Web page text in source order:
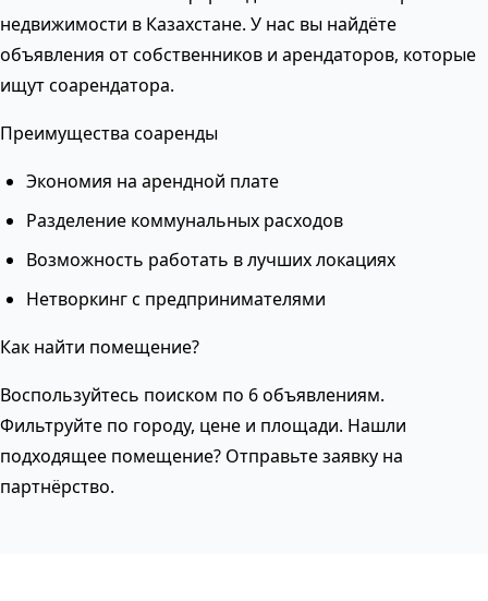
недвижимости в Казахстане. У нас вы найдёте
объявления от собственников и арендаторов, которые
ищут соарендатора.
Преимущества соаренды
Экономия на арендной плате
Разделение коммунальных расходов
Возможность работать в лучших локациях
Нетворкинг с предпринимателями
Как найти помещение?
Воспользуйтесь поиском по 6 объявлениям.
Фильтруйте по городу, цене и площади. Нашли
подходящее помещение? Отправьте заявку на
партнёрство.